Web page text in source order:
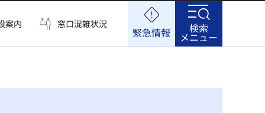
案内 窓口混雑状況
緊急情報 検索
メニュー